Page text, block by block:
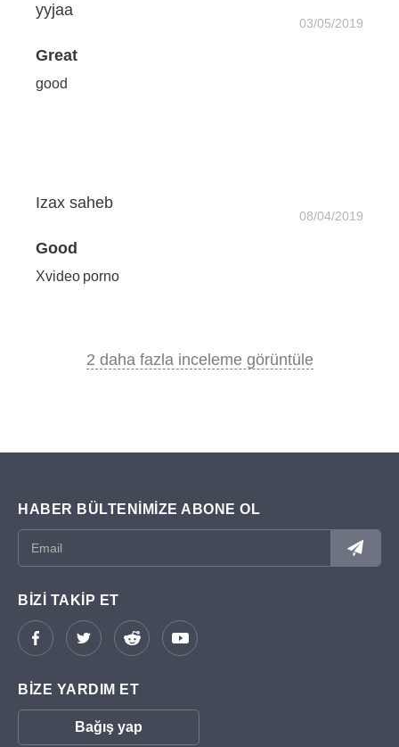
yyjaa
03/05/2019
Great
good
Izax saheb
08/04/2019
Good
Xvideo porno
2 daha fazla inceleme görüntüle
HABER BÜLTENIMIZE ABONE OL
BIZI TAKIP ET
BIZE YARDIM ET
Bağış yap